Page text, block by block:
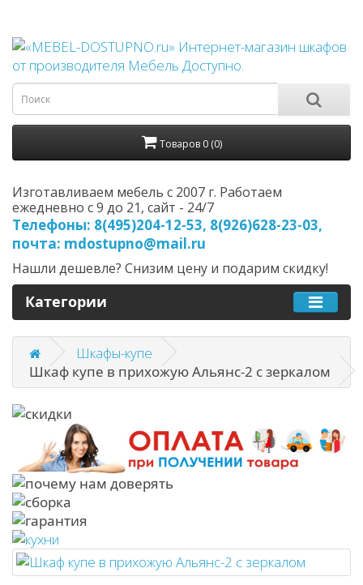
Товаров 0 (0)
Изготавливаем мебель с 2007 г. Работаем
ежедневно с 9 до 21, cайт - 24/7
Телефоны: 8(495)204-12-53, 8(926)628-23-03,
почта: mdostupno@mail.ru
Нашли дешевле? Снизим цену и подарим скидку!
Категории
Шкафы-купе
Шкаф купе в прихожую Альянс-2 с зеркалом